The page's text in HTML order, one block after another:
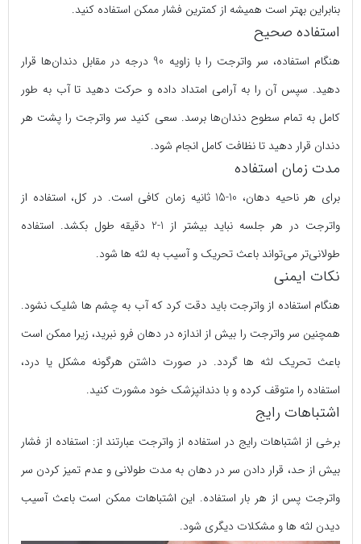
بنابراین بهتر است همیشه از کمترین فشار ممکن استفاده کنید.
استفاده صحیح
هنگام استفاده، سر واترجت را با زاویه 90 درجه در مقابل دندان‌ها قرار
دهید. سپس آن را به آرامی امتداد داده و حرکت دهید تا آب به طور
کامل به تمام سطوح دندان‌ها برسد. سعی کنید سر واترجت را پشت هر
دندان قرار دهید تا نظافت کامل انجام شود.
مدت زمان استفاده
برای هر ناحیه دهان، 10-15 ثانیه زمان کافی است. در کل، استفاده از
واترجت در هر جلسه نباید بیشتر از 1-2 دقیقه طول بکشد. استفاده
طولانی‌تر می‌تواند باعث تحریک و آسیب به لثه ها شود.
نکات ایمنی
هنگام استفاده از واترجت باید دقت کرد که آب به چشم ها شلیک نشود.
همچنین سر واترجت را بیش از اندازه در دهان فرو نبرید، زیرا ممکن است
باعث تحریک لثه ها گردد. در صورت داشتن هرگونه مشکل یا درد،
استفاده را متوقف کرده و با دندانپزشک خود مشورت کنید.
اشتباهات رایج
برخی از اشتباهات رایج در استفاده از واترجت عبارتند از: استفاده از فشار
بیش از حد، قرار دادن سر در دهان به مدت طولانی و عدم تمیز کردن سر
واترجت پس از هر بار استفاده. این اشتباهات ممکن است باعث آسیب
دیدن لثه ها و مشکلات دیگری شود.